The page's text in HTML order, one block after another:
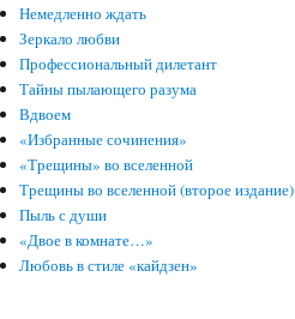
Немедленно ждать
Зеркало любви
Профессиональный дилетант
Тайны пылающего разума
Вдвоем
«Избранные сочинения»
«Трещины» во вселенной
Трещины во вселенной (второе издание)
Пыль с души
«Двое в комнате…»
Любовь в стиле «кайдзен»